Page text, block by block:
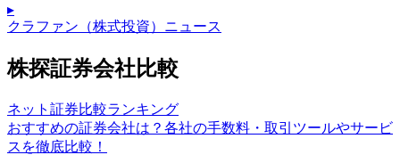
▸
クラファン（株式投資）ニュース
株探証券会社比較
ネット証券比較ランキング
おすすめの証券会社は？各社の手数料・取引ツールやサービ
スを徹底比較！